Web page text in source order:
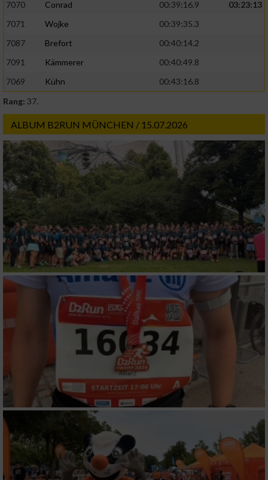
7070 Conrad 00:39:16.9
03:23:13
7071
Wojke
00:39:35.3
7087
Brefort
00:40:14.2
7091
Kämmerer
00:40:49.8
7069
Kühn
00:43:16.8
Rang: 37.
ALBUM B2RUN MÜNCHEN / 15.07.2026